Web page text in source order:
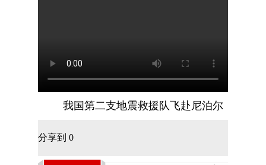
我国第二支地震救援队飞赴尼泊尔
分享到 0